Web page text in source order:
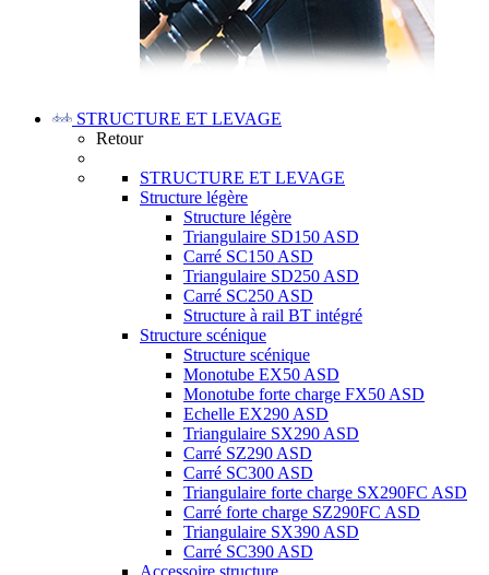
STRUCTURE ET LEVAGE
Retour
STRUCTURE ET LEVAGE
Structure légère
Structure légère
Triangulaire SD150 ASD
Carré SC150 ASD
Triangulaire SD250 ASD
Carré SC250 ASD
Structure à rail BT intégré
Structure scénique
Structure scénique
Monotube EX50 ASD
Monotube forte charge FX50 ASD
Echelle EX290 ASD
Triangulaire SX290 ASD
Carré SZ290 ASD
Carré SC300 ASD
Triangulaire forte charge SX290FC ASD
Carré forte charge SZ290FC ASD
Triangulaire SX390 ASD
Carré SC390 ASD